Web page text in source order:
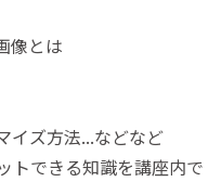
像とは
イズ方法...などなど
トできる知識を講座内で